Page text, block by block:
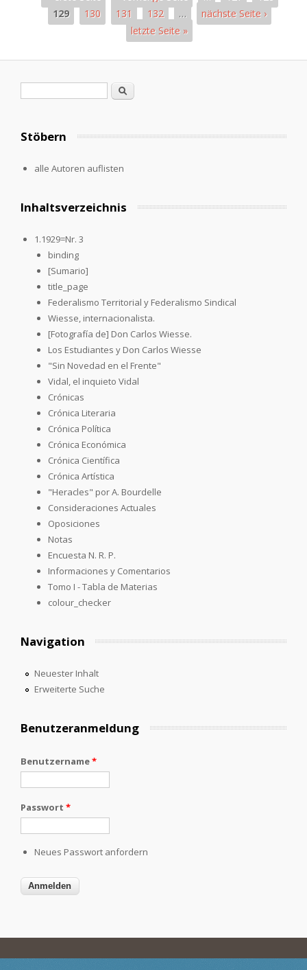
129
130 131 132 …
nächste Seite ›
letzte Seite »
Suche
Stöbern
alle Autoren auflisten
Inhaltsverzeichnis
1.1929=Nr. 3
binding
[Sumario]
title_page
Federalismo Territorial y Federalismo Sindical
Wiesse, internacionalista.
[Fotografía de] Don Carlos Wiesse.
Los Estudiantes y Don Carlos Wiesse
"Sin Novedad en el Frente"
Vidal, el inquieto Vidal
Crónicas
Crónica Literaria
Crónica Política
Crónica Económica
Crónica Científica
Crónica Artística
"Heracles" por A. Bourdelle
Consideraciones Actuales
Oposiciones
Notas
Encuesta N. R. P.
Informaciones y Comentarios
Tomo I - Tabla de Materias
colour_checker
Navigation
Neuester Inhalt
Erweiterte Suche
Benutzeranmeldung
Benutzername*
Passwort *
Neues Passwort anfordern